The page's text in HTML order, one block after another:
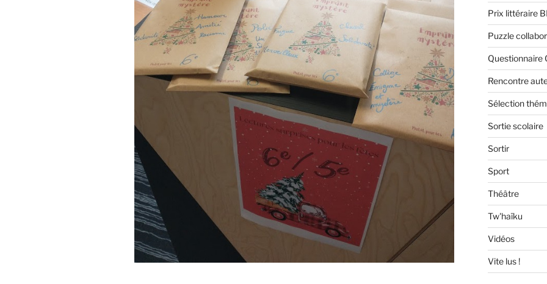
Prix littéraire
Puzzle
Questionnaire
Rencontre
Sélection
Sortie scolaire
Sortir
Sport
Théâtre
Tw'haïku
Vidéos
Vite lus !